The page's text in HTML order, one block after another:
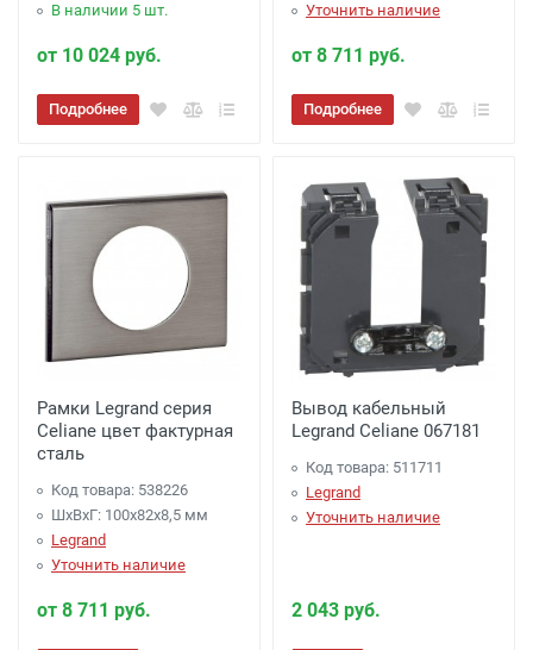
В наличии 5 шт.
от 10 024 руб.
Подробнее
Уточнить наличие
от 8 711 руб.
Подробнее
Рамки Legrand серия
Celiane цвет фактурная
сталь
Код товара: 538226
ШхВхГ: 100x82x8,5 мм
Legrand
Уточнить наличие
от 8 711 руб.
Вывод кабельный
Legrand Celiane 067181
Код товара: 511711
Legrand
Уточнить наличие
2 043 руб.